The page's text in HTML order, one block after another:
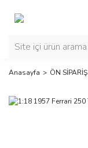
Anasayfa ÖN SİPARİŞ